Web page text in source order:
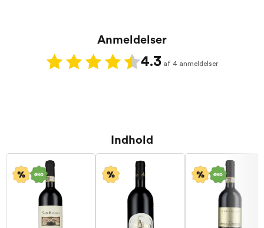
Anmeldelser
4.3 af 4 anmeldelser
Indhold